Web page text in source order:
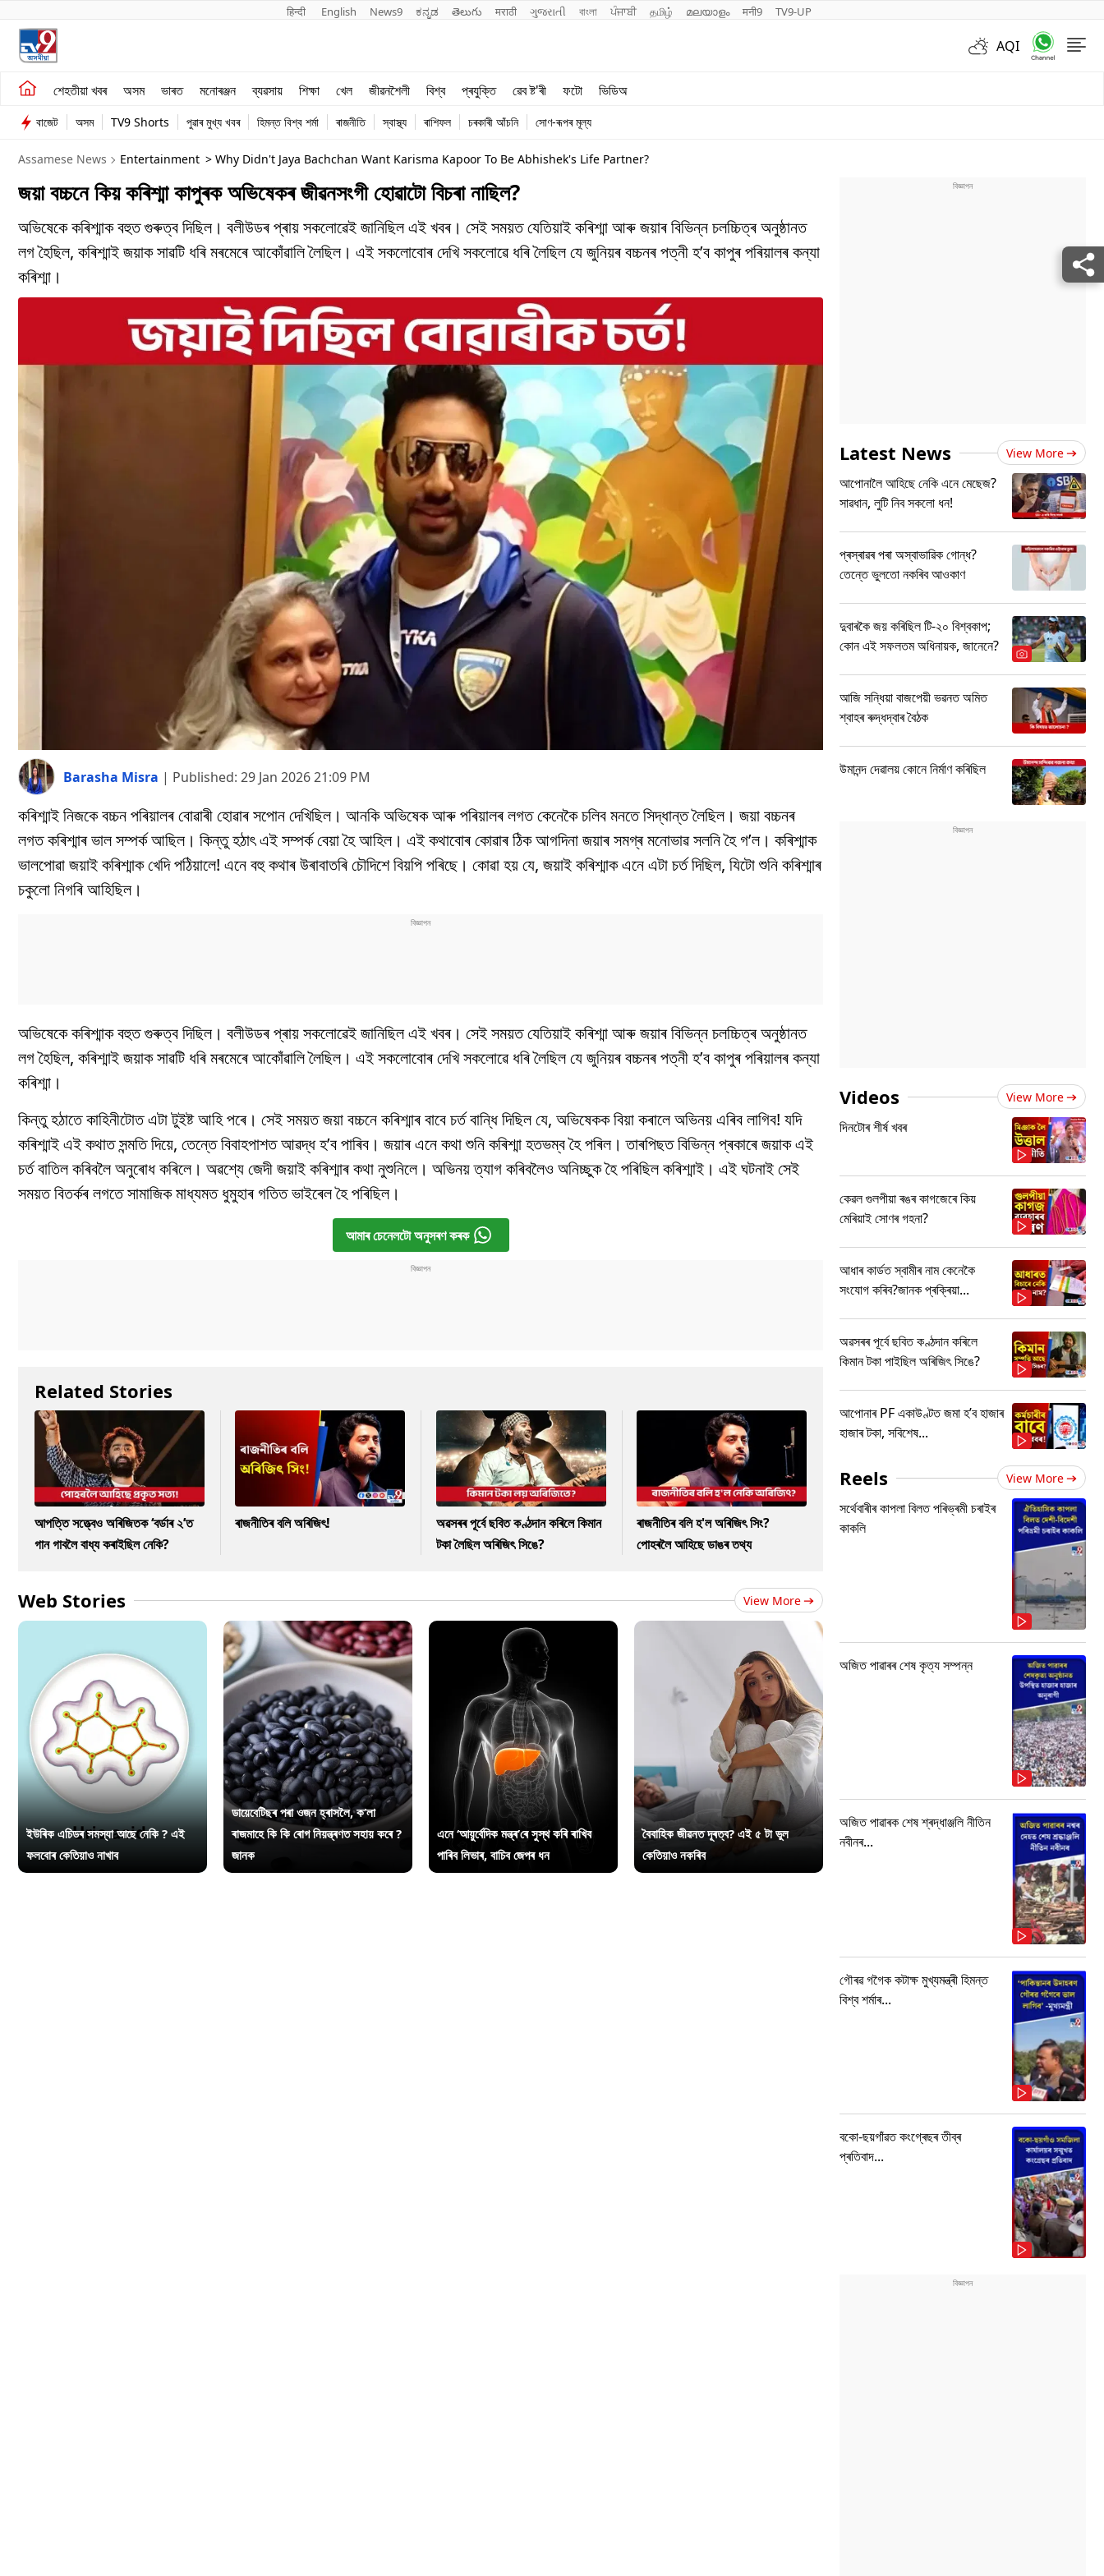
हिन्दी English News9 ಕನ್ನಡ తెలుగు मराठी ગુજરાતી বাংলা ਪੰਜਾਬੀ தமிழ் മലയാളം मनी9 TV9-UP
AQI
শেহতীয়া খবৰ অসম ভাৰত মনোৰঞ্জন ব্যৱসায় শিক্ষা খেল জীৱনশৈলী বিশ্ব প্ৰযুক্তি ৱেব ষ্ট'ৰী ফটো ভিডিঅ
শেহতীয়া খবৰ
অসম
ভাৰত
ব্যৱসায়
খেল
জীৱনশৈলী
বাজেট অসম TV9 Shorts পুৱাৰ মুখ্য খবৰ হিমন্ত বিশ্ব শৰ্মা ৰাজনীতি স্বাস্থ্য ৰাশিফল চৰকাৰী আঁচনি সোণ-ৰূপৰ মূল্য
Assamese News Entertainment > Why Didn't Jaya Bachchan Want Karisma Kapoor To Be Abhishek's Life Partner?
জয়া বচ্চনে কিয় কৰিশ্মা কাপুৰক অভিষেকৰ জীৱনসংগী হোৱাটো বিচৰা নাছিল?
অভিষেকে কৰিশ্মাক বহুত গুৰুত্ব দিছিল। বলীউডৰ প্ৰায় সকলোৱেই জানিছিল এই খবৰ। সেই সময়ত যেতিয়াই কৰিশ্মা আৰু জয়াৰ বিভিন্ন চলচ্চিত্ৰ অনুষ্ঠানত
লগ হৈছিল, কৰিশ্মাই জয়াক সাৱটি ধৰি মৰমেৰে আকোঁৱালি লৈছিল। এই সকলোবোৰ দেখি সকলোৱে ধৰি লৈছিল যে জুনিয়ৰ বচ্চনৰ পত্নী হ’ব কাপুৰ পৰিয়ালৰ কন্যা
কৰিশ্মা।
Barasha Misra | Published: 29 Jan 2026 21:09 PM
কৰিশ্মাই নিজকে বচ্চন পৰিয়ালৰ বোৱাৰী হোৱাৰ সপোন দেখিছিল। আনকি অভিষেক আৰু পৰিয়ালৰ লগত কেনেকৈ চলিব মনতে সিদ্ধান্ত লৈছিল। জয়া বচ্চনৰ
লগত কৰিশ্মাৰ ভাল সম্পৰ্ক আছিল। কিন্তু হঠাৎ এই সম্পৰ্ক বেয়া হৈ আহিল। এই কথাবোৰ কোৱাৰ ঠিক আগদিনা জয়াৰ সমগ্ৰ মনোভাৱ সলনি হৈ গ’ল। কৰিশ্মাক
ভালপোৱা জয়াই কৰিশ্মাক খেদি পঠিয়ালে! এনে বহু কথাৰ উৰাবাতৰি চৌদিশে বিয়পি পৰিছে। কোৱা হয় যে, জয়াই কৰিশ্মাক এনে এটা চৰ্ত দিছিল, যিটো শুনি কৰিশ্মাৰ
চকুলো নিগৰি আহিছিল।
অভিষেকে কৰিশ্মাক বহুত গুৰুত্ব দিছিল। বলীউডৰ প্ৰায় সকলোৱেই জানিছিল এই খবৰ। সেই সময়ত যেতিয়াই কৰিশ্মা আৰু জয়াৰ বিভিন্ন চলচ্চিত্ৰ অনুষ্ঠানত
লগ হৈছিল, কৰিশ্মাই জয়াক সাৱটি ধৰি মৰমেৰে আকোঁৱালি লৈছিল। এই সকলোবোৰ দেখি সকলোৱে ধৰি লৈছিল যে জুনিয়ৰ বচ্চনৰ পত্নী হ’ব কাপুৰ পৰিয়ালৰ কন্যা
কৰিশ্মা।
কিন্তু হঠাতে কাহিনীটোত এটা টুইষ্ট আহি পৰে। সেই সময়ত জয়া বচ্চনে কৰিশ্মাৰ বাবে চৰ্ত বান্ধি দিছিল যে, অভিষেকক বিয়া কৰালে অভিনয় এৰিব লাগিব! যদি
কৰিশ্মাই এই কথাত সন্মতি দিয়ে, তেন্তে বিবাহপাশত আৱদ্ধ হ’ব পাৰিব। জয়াৰ এনে কথা শুনি কৰিশ্মা হতভম্ব হৈ পৰিল। তাৰপিছত বিভিন্ন প্ৰকাৰে জয়াক এই
চৰ্ত বাতিল কৰিবলৈ অনুৰোধ কৰিলে। অৱশ্যে জেদী জয়াই কৰিশ্মাৰ কথা নুশুনিলে। অভিনয় ত্যাগ কৰিবলৈও অনিচ্ছুক হৈ পৰিছিল কৰিশ্মাই। এই ঘটনাই সেই
সময়ত বিতৰ্কৰ লগতে সামাজিক মাধ্যমত ধুমুহাৰ গতিত ভাইৰেল হৈ পৰিছিল।
আমাৰ চেনেলটো অনুসৰণ কৰক
Related Stories
আপত্তি সত্ত্বেও অৰিজিতক ‘বৰ্ডাৰ ২’ত
গান গাবলৈ বাধ্য কৰাইছিল নেকি?
ৰাজনীতিৰ বলি অৰিজিৎ!
অৱসৰৰ পূৰ্বে ছবিত কণ্ঠদান কৰিলে কিমান
টকা লৈছিল অৰিজিৎ সিঙে?
ৰাজনীতিৰ বলি হ'ল অৰিজিৎ সিং?
পোহৰলৈ আহিছে ডাঙৰ তথ্য
Web Stories View More
ইউৰিক এচিডৰ সমস্যা আছে নেকি ? এই
ফলবোৰ কেতিয়াও নাখাব
ডায়েবেটিছৰ পৰা ওজন হ্ৰাসলৈ, ক’লা
ৰাজমাহে কি কি ৰোগ নিয়ন্ত্ৰণত সহায় কৰে ?
জানক
এনে ‘আয়ুৰ্বেদিক মন্ত্ৰ’ৰে সুস্থ কৰি ৰাখিব
পাৰিব লিভাৰ, বাচিব জেপৰ ধন
বৈবাহিক জীৱনত দূৰত্ব? এই ৫ টা ভুল
কেতিয়াও নকৰিব
Latest News View More
আপোনালৈ আহিছে নেকি এনে মেছেজ?
সাৱধান, লুটি নিব সকলো ধন!
প্ৰস্ৰাৱৰ পৰা অস্বাভাৱিক গোন্ধ?
তেন্তে ভুলতো নকৰিব আওকাণ
দুবাৰকৈ জয় কৰিছিল টি-২০ বিশ্বকাপ;
কোন এই সফলতম অধিনায়ক, জানেনে?
আজি সন্ধিয়া বাজপেয়ী ভৱনত অমিত
শ্বাহৰ ৰুদ্ধদ্বাৰ বৈঠক
উমানন্দ দেৱালয় কোনে নিৰ্মাণ কৰিছিল
Videos View More
দিনটোৰ শীৰ্ষ খবৰ
কেৱল গুলপীয়া ৰঙৰ কাগজেৰে কিয়
মেৰিয়াই সোণৰ গহনা?
আধাৰ কাৰ্ডত স্বামীৰ নাম কেনেকৈ
সংযোগ কৰিব?জানক প্ৰক্ৰিয়া...
অৱসৰৰ পূৰ্বে ছবিত কণ্ঠদান কৰিলে
কিমান টকা পাইছিল অৰিজিৎ সিঙে?
আপোনাৰ PF একাউণ্টত জমা হ’ব হাজাৰ
হাজাৰ টকা, সবিশেষ...
Reels View More
সৰ্থেবাৰীৰ কাপলা বিলত পৰিভ্ৰমী চৰাইৰ
কাকলি
অজিত পাৱাৰৰ শেষ কৃত্য সম্পন্ন
অজিত পাৱাৰক শেষ শ্ৰদ্ধাঞ্জলি নীতিন
নবীনৰ...
গৌৰৱ গগৈক কটাক্ষ মুখ্যমন্ত্ৰী হিমন্ত
বিশ্ব শৰ্মাৰ...
বকো-ছয়গাঁৱত কংগ্ৰেছৰ তীব্ৰ
প্ৰতিবাদ...